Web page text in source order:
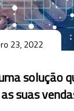
23, 2022
solução
suas